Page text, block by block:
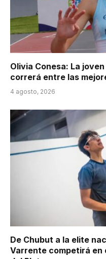
Olivia Conesa: La
correrá entre las
4 agosto, 2026
De Chubut a la elite
Varrente competirá en